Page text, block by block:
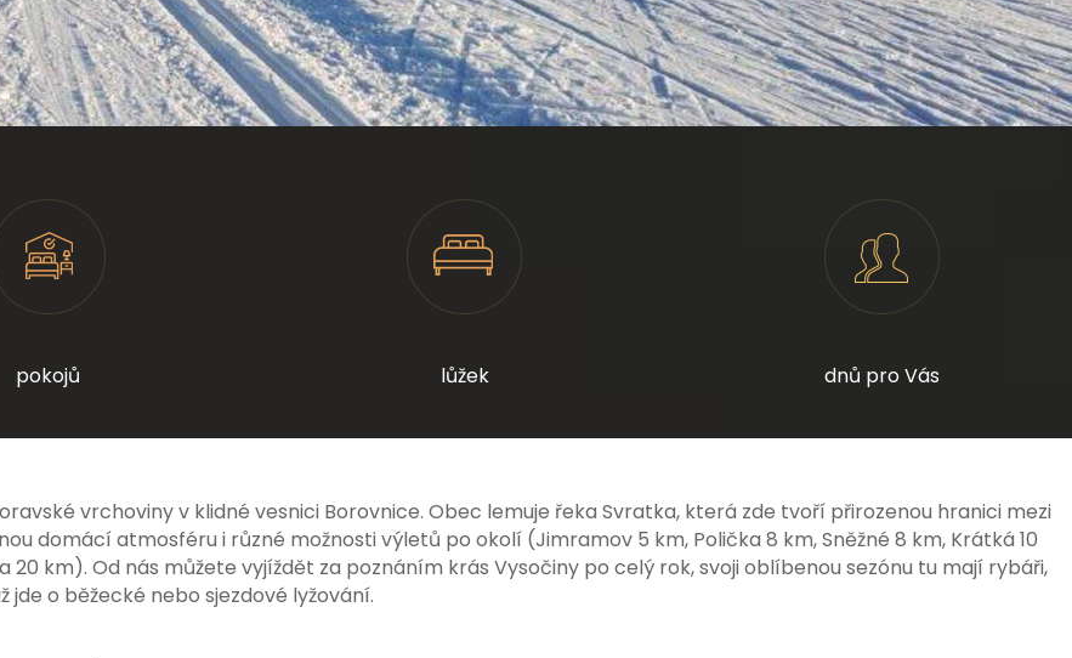
pokojů lůžek dnů pro Vás
vrchoviny v klidné vesnici Borovnice. Obec lemuje řeka Svratka, která zde tvoří přirozenou hranici mezi
domácí atmosféru i různé možnosti výletů po okolí (Jimramov 5 km, Polička 8 km, Sněžné 8 km, Krátká 10
20 km). Od nás můžete vyjíždět za poznáním krás Vysočiny po celý rok, svoji oblíbenou sezónu tu mají rybáři,
o běžecké nebo sjezdové lyžování.